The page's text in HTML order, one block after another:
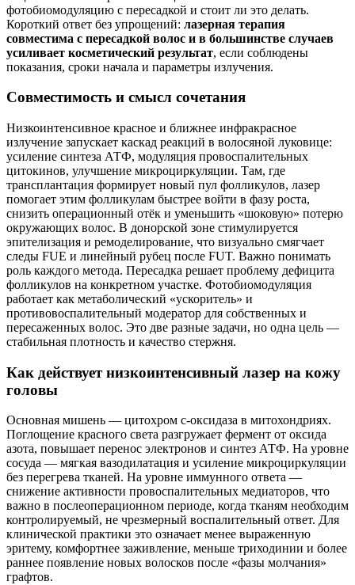
фотобиомодуляцию с пересадкой и стоит ли это делать.
Короткий ответ без упрощений: лазерная терапия
совместима с пересадкой волос и в большинстве случаев
усиливает косметический результат, если соблюдены
показания, сроки начала и параметры излучения.
Совместимость и смысл сочетания
Низкоинтенсивное красное и ближнее инфракрасное
излучение запускает каскад реакций в волосяной луковице:
усиление синтеза АТФ, модуляция провоспалительных
цитокинов, улучшение микроциркуляции. Там, где
трансплантация формирует новый пул фолликулов, лазер
помогает этим фолликулам быстрее войти в фазу роста,
снизить операционный отёк и уменьшить «шоковую» потерю
окружающих волос. В донорской зоне стимулируется
эпителизация и ремоделирование, что визуально смягчает
следы FUE и линейный рубец после FUT. Важно понимать
роль каждого метода. Пересадка решает проблему дефицита
фолликулов на конкретном участке. Фотобиомодуляция
работает как метаболический «ускоритель» и
противовоспалительный модератор для собственных и
пересаженных волос. Это две разные задачи, но одна цель —
стабильная плотность и качество стержня.
Как действует низкоинтенсивный лазер на кожу
головы
Основная мишень — цитохром c‑оксидаза в митохондриях.
Поглощение красного света разгружает фермент от оксида
азота, повышает перенос электронов и синтез АТФ. На уровне
сосуда — мягкая вазодилатация и усиление микроциркуляции
без перегрева тканей. На уровне иммунного ответа —
снижение активности провоспалительных медиаторов, что
важно в послеоперационном периоде, когда тканям необходим
контролируемый, не чрезмерный воспалительный ответ. Для
клинической практики это означает менее выраженную
эритему, комфортнее заживление, меньше триходинии и более
раннее появление новых волосков после «фазы молчания»
графтов.